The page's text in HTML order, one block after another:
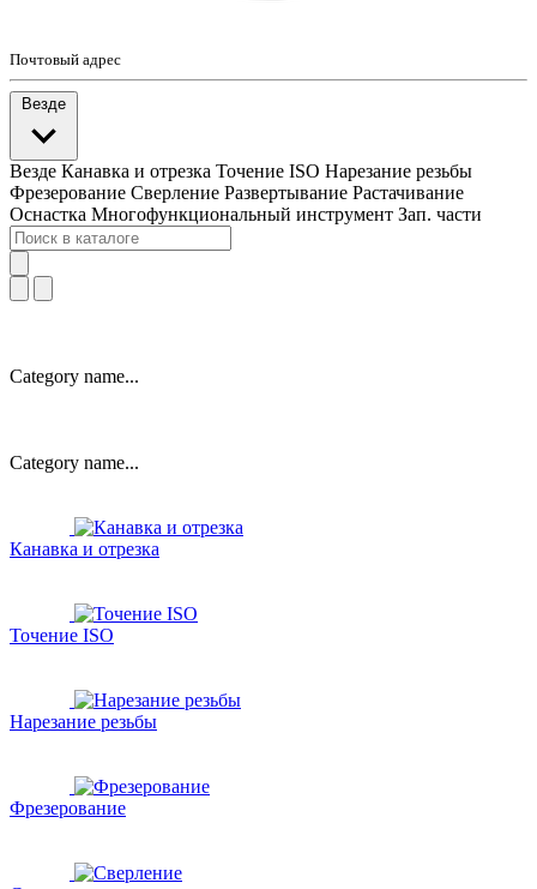
Почтовый адрес
Везде
Везде Канавка и отрезка Точение ISO Нарезание резьбы
Фрезерование Сверление Развертывание Растачивание
Оснастка Многофункциональный инструмент Зап. части
Category name...
Category name...
Канавка и отрезка
Точение ISO
Нарезание резьбы
Фрезерование